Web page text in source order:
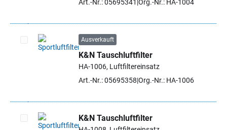
Art.-Nr.: 05695341 Org.-Nr.: HA-1004
Artikel auswählen
Ausverkauft
K&N Tauschluftfilter
HA-1006, Luftfiltereinsatz
Art.-Nr.: 05695358 Org.-Nr.: HA-1006
K&N Tauschluftfilter